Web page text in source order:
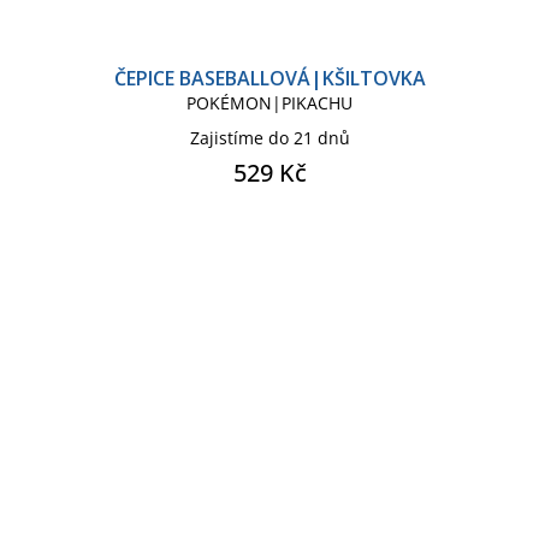
ČEPICE BASEBALLOVÁ|KŠILTOVKA
POKÉMON|PIKACHU
Zajistíme do 21 dnů
529 Kč